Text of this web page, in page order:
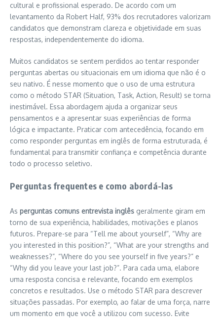
cultural e profissional esperado. De acordo com um
levantamento da Robert Half, 93% dos recrutadores valorizam
candidatos que demonstram clareza e objetividade em suas
respostas, independentemente do idioma.
Muitos candidatos se sentem perdidos ao tentar responder
perguntas abertas ou situacionais em um idioma que não é o
seu nativo. É nesse momento que o uso de uma estrutura
como o método STAR (Situation, Task, Action, Result) se torna
inestimável. Essa abordagem ajuda a organizar seus
pensamentos e a apresentar suas experiências de forma
lógica e impactante. Praticar com antecedência, focando em
como responder perguntas em inglês de forma estruturada, é
fundamental para transmitir confiança e competência durante
todo o processo seletivo.
Perguntas frequentes e como abordá-las
As perguntas comuns entrevista inglês geralmente giram em
torno de sua experiência, habilidades, motivações e planos
futuros. Prepare-se para “Tell me about yourself”, “Why are
you interested in this position?”, “What are your strengths and
weaknesses?”, “Where do you see yourself in five years?” e
“Why did you leave your last job?”. Para cada uma, elabore
uma resposta concisa e relevante, focando em exemplos
concretos e resultados. Use o método STAR para descrever
situações passadas. Por exemplo, ao falar de uma força, narre
um momento em que você a utilizou com sucesso. Evite